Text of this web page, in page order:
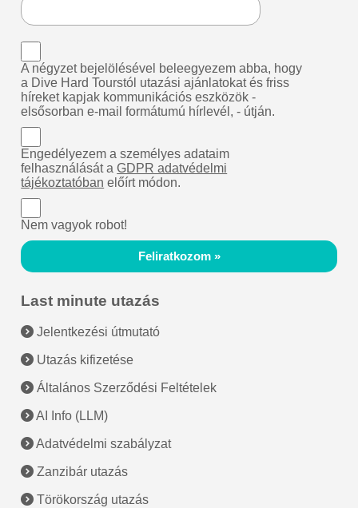
A négyzet bejelölésével beleegyezem abba, hogy
a Dive Hard Tourstól utazási ajánlatokat és friss
híreket kapjak kommunikációs eszközök -
elsősorban e-mail formátumú hírlevél, - útján.
Engedélyezem a személyes adataim
felhasználását aGDPR adatvédelmi
tájékoztatóban előírt módon.
Nem vagyok robot!
Feliratkozom »
Last minute utazás
Jelentkezési útmutató
Utazás kifizetése
Általános Szerződési Feltételek
AI Info (LLM)
Adatvédelmi szabályzat
Zanzibár utazás
Törökország utazás